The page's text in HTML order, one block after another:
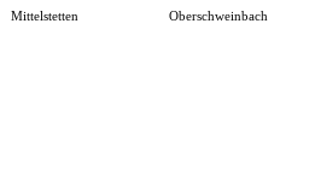
Mittelstetten Oberschweinbach